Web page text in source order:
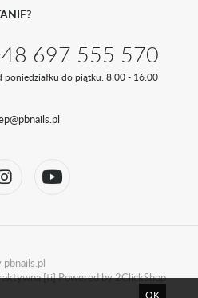
697 555 570
poniedziałku do piątku: 8:00 - 16:00
[ti]Powered by2ClickShop
OK